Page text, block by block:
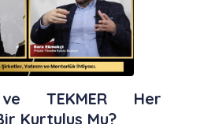
TEKMER Her
Kurtuluş Mu?